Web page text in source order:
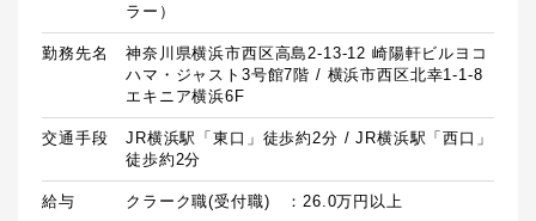
ラー）
勤務先名
神奈川県横浜市西区高島2-13-12 崎陽軒ビルヨコ
ハマ・ジャスト3号館7階 / 横浜市西区北幸1-1-8
エキニア横浜6F
交通手段
JR横浜駅「東口」徒歩約2分 / JR横浜駅「西口」
徒歩約2分
給与 クラーク職(受付職)　：26.0万円以上